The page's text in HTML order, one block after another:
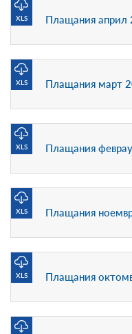
Плащания април
XLS
Плащания март
XLS
Плащания
XLS
Плащания
XLS
Плащания
XLS